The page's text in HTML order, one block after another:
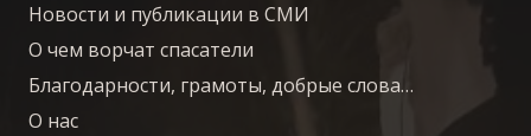
Новости и публикации в СМИ
О чем ворчат спасатели
Благодарности, грамоты, добрые слова…
О нас